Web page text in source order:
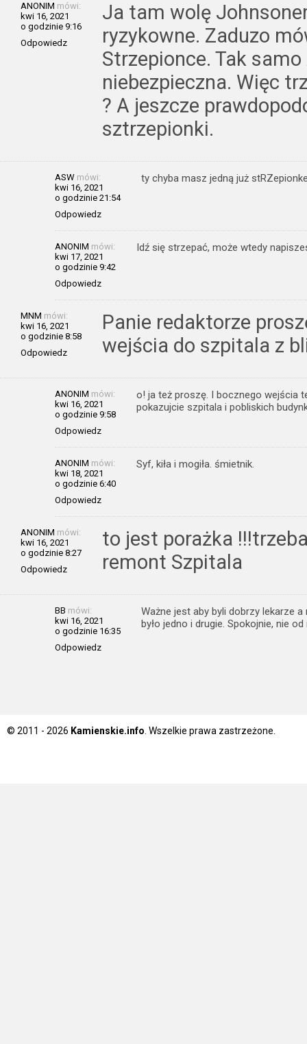
ANONIM mówi:
kwi 16, 2021
o godzinie 9:16
Odpowiedz
Ja tam wolę
ryzykowne. Zaduzo
Strzepionce. Tak
niebezpieczna. Więc
? A jeszcze
sztrzepionki.
ASW mówi:
kwi 16, 2021
o godzinie 21:54
Odpowiedz
ty chyba masz jedną już
ANONIM mówi:
kwi 17, 2021
o godzinie 9:42
Odpowiedz
Idź się strzepać, może wtedy
MNM mówi:
kwi 16, 2021
o godzinie 8:58
Odpowiedz
Panie redaktorze
wejścia do szpitala z
ANONIM mówi:
kwi 16, 2021
o godzinie 9:58
Odpowiedz
o! ja też proszę. I bocznego wejścia
pokazujcie szpitala i pobliskich
ANONIM mówi:
kwi 18, 2021
o godzinie 6:40
Odpowiedz
Syf, kiła i mogiła. śmietnik.
ANONIM mówi:
kwi 16, 2021
o godzinie 8:27
Odpowiedz
to jest porażka
remont Szpitala
BB mówi:
kwi 16, 2021
o godzinie 16:35
Odpowiedz
Ważne jest aby byli dobrzy lekarze a
było jedno i drugie. Spokojnie, nie
© 2011 - 2026 Kamienskie.info . Wszelkie prawa zastrzeżone.